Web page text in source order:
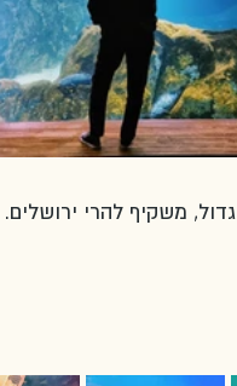
משקיף להרי